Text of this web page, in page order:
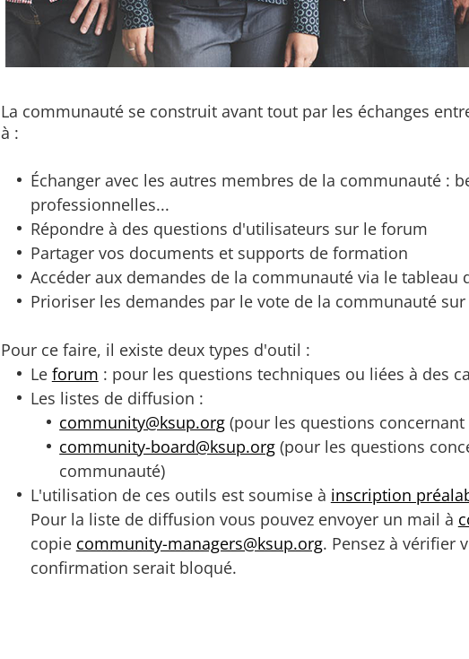
La communauté se construit avant tout par les échanges
à :
Échanger avec les autres membres de la communauté :
professionnelles...
Répondre à des questions d'utilisateurs sur le forum
Partager vos documents et supports de formation
Accéder aux demandes de la communauté via le tableau
Prioriser les demandes par le vote de la communauté
Pour ce faire, il existe deux types d'outil :
Le forum : pour les questions techniques ou liées à des
Les listes de diffusion :
community@ksup.org (pour les questions
community-board@ksup.org (pour les questions
communauté)
L'utilisation de ces outils est soumise à inscription
Pour la liste de diffusion vous pouvez envoyer un mail à
copie community-managers@ksup.org. Pensez à vérifier
confirmation serait bloqué.